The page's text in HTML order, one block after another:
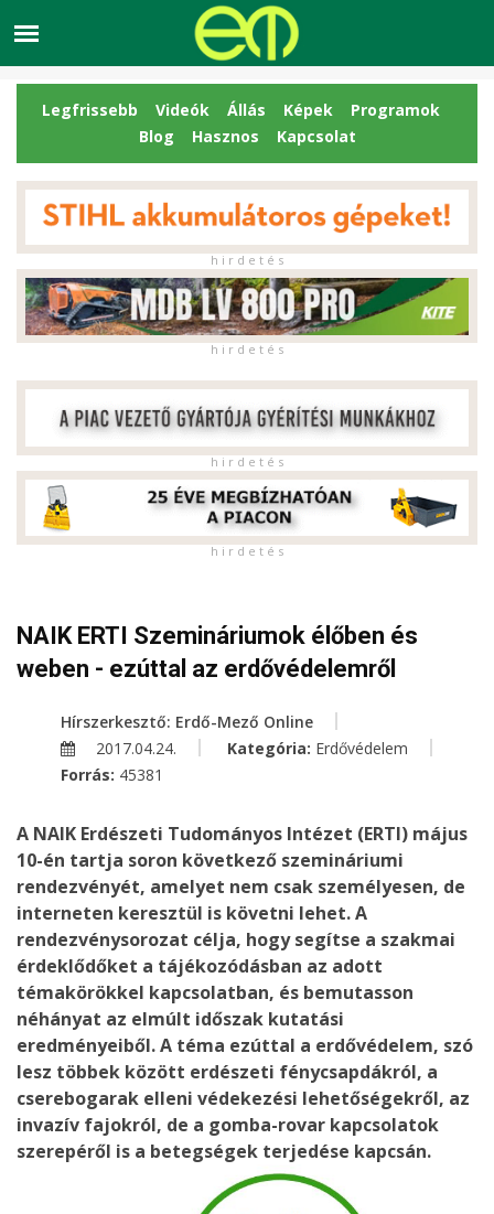
Legfrissebb Videók Állás Képek
Programok
Blog
Hasznos Kapcsolat
h i r d e t é s
h i r d e t é s
h i r d e t é s
h i r d e t é s
NAIK ERTI Szemináriumok élőben és
weben - ezúttal az erdővédelemről
Hírszerkesztő: Erdő-Mező Online
2017.04.24.
Kategória: Erdővédelem
Forrás: 45381
A NAIK Erdészeti Tudományos Intézet (ERTI) május
10-én tartja soron következő szemináriumi
rendezvényét, amelyet nem csak személyesen, de
interneten keresztül is követni lehet. A
rendezvénysorozat célja, hogy segítse a szakmai
érdeklődőket a tájékozódásban az adott
témakörökkel kapcsolatban, és bemutasson
néhányat az elmúlt időszak kutatási
eredményeiből. A téma ezúttal a erdővédelem, szó
lesz többek között erdészeti fénycsapdákról, a
cserebogarak elleni védekezési lehetőségekről, az
invazív fajokról, de a gomba-rovar kapcsolatok
szerepéről is a betegségek terjedése kapcsán.